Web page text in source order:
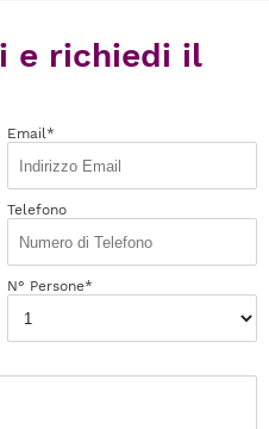
e richiedi il
Email*
Telefono
N° Persone*